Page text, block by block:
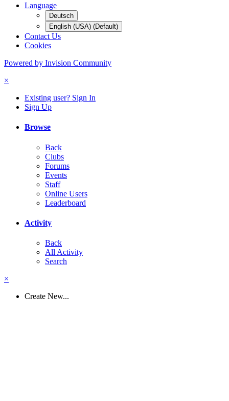
Language
Deutsch
English (USA) (Default)
Contact Us
Cookies
Powered by Invision Community
×
Existing user? Sign In
Sign Up
Browse
Back
Clubs
Forums
Events
Staff
Online Users
Leaderboard
Activity
Back
All Activity
Search
×
Create New...